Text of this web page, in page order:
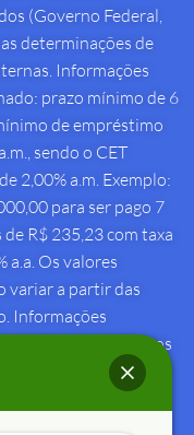
(Governo Federal,
determinações de
Informações
prazo mínimo de 6
de empréstimo
sendo o CET
2,00% a.m. Exemplo:
para ser pago 7
R$ 235,23 com taxa
a.a. Os valores
variar a partir das
Informações
Taxa de juros
de 1,92% a.m. e